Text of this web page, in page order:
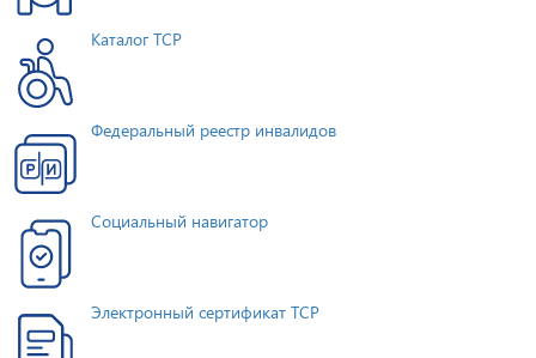
Каталог ТСР
Федеральный реестр инвалидов
Социальный навигатор
Электронный сертификат ТСР